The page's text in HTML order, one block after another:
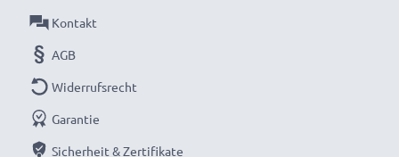
Kontakt
AGB
Widerrufsrecht
Garantie
Sicherheit & Zertifikate